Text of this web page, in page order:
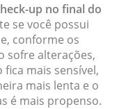
up no final do
se você possui
conforme os
sofre alterações,
mais sensível,
mais lenta e o
é mais propenso.